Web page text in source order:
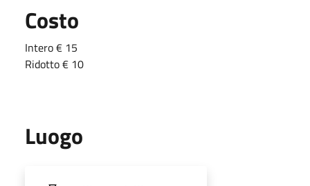
Costo
Intero € 15
Ridotto € 10
Luogo